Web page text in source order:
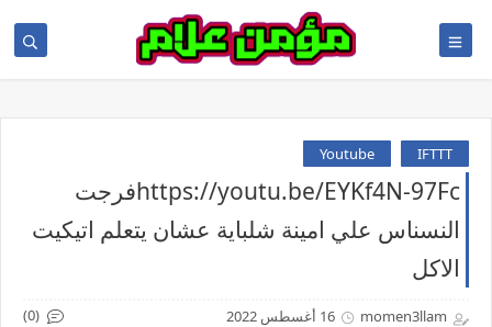
IFTTT
Youtube
https://youtu.be/EYKf4N-97Fcفرجت
النسناس علي امينة شلباية عشان يتعلم اتيكيت
الاكل
momen3llam 16 أغسطس 2022 (0)